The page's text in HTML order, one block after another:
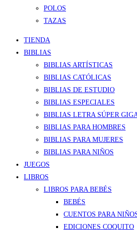
POLOS
TAZAS
TIENDA
BIBLIAS
BIBLIAS ARTÍSTICAS
BIBLIAS CATÓLICAS
BIBLIAS DE ESTUDIO
BIBLIAS ESPECIALES
BIBLIAS LETRA SÚPER
BIBLIAS PARA HOMBRES
BIBLIAS PARA MUJERES
BIBLIAS PARA NIÑOS
JUEGOS
LIBROS
LIBROS PARA BEBÉS
BEBÉS
CUENTOS PARA
EDICIONES COQUITO